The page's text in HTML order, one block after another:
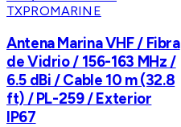
TXPROMARINE
Antena Marina VHF / Fibra
de Vidrio / 156-163 MHz /
6.5 dBi / Cable 10 m (32.8
ft) / PL-259 / Exterior
IP67